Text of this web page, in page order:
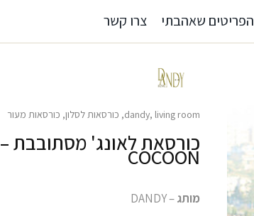
הפריטים שאהבתי צרו קשר
dandy, living room
, כורסאות לסלון, כורסאות מעור
כורסאת לאונג' מסתובבת –
COCOON
מותג– DANDY